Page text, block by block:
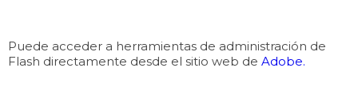
Puede acceder a herramientas de administración de
Flash directamente desde el sitio web de Adobe.